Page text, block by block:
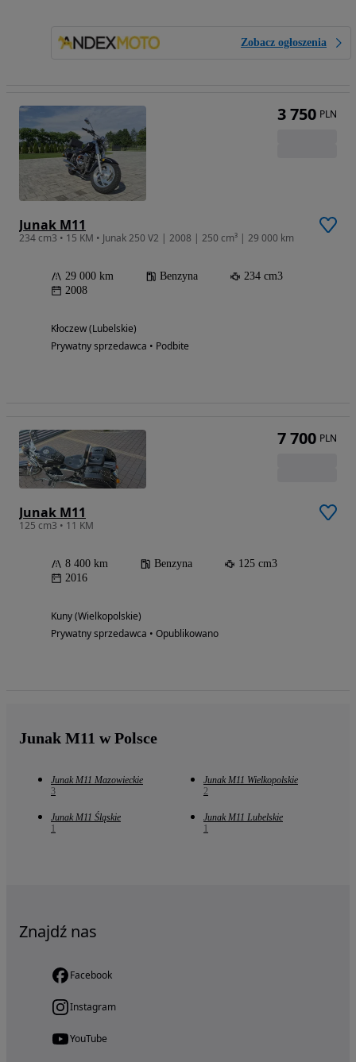
Zobacz ogłoszenia
Junak M11
234 cm3 • 15 KM • Junak 250 V2 | 2008 | 250 cm³ | 29 000 km
29 000 km Benzyna
234 cm3
2008
Kłoczew (Lubelskie)
Prywatny sprzedawca • Podbite
3 750 PLN
Junak M11
125 cm3 • 11 KM
8 400 km Benzyna
125 cm3
2016
Kuny (Wielkopolskie)
Prywatny sprzedawca • Opublikowano
7 700 PLN
Junak M11 w Polsce
Junak M11 Mazowieckie
3
Junak M11 Wielkopolskie
2
Junak M11 Śląskie
1
Junak M11 Lubelskie
1
Znajdź nas
Facebook
Instagram
YouTube